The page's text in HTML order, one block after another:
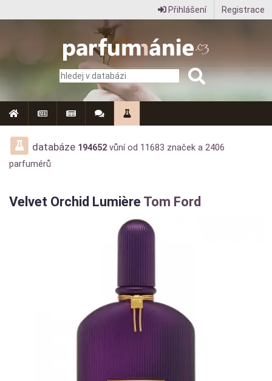
Přihlášení Registrace
Parfumanie.cz
–
vše
o
vůních,
parfémech
a
aromaterapii
databáze 194652 vůní od 11683 značek a 2406
parfumérů
Velvet Orchid Lumière Tom Ford